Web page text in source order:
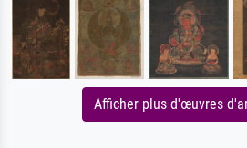
Afficher plus d'œuvres